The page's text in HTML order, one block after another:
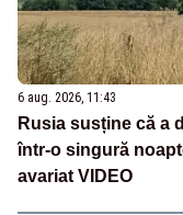
6 aug. 2026, 11:43
Rusia susține că a
într-o singură
avariat VIDEO